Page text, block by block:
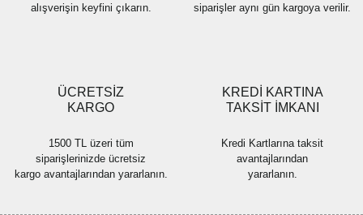
alışverişin keyfini çıkarın.
siparişler aynı gün kargoya verilir.
ÜCRETSİZ
KARGO
1500 TL üzeri tüm
siparişlerinizde ücretsiz
kargo avantajlarından yararlanın.
KREDİ KARTINA
TAKSİT İMKANI
Kredi Kartlarına taksit
avantajlarından
yararlanın.